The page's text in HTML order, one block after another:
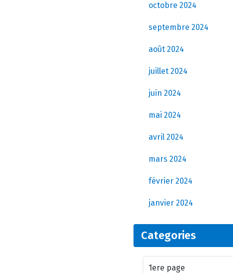
octobre 2024
septembre 2024
août 2024
juillet 2024
juin 2024
mai 2024
avril 2024
mars 2024
février 2024
janvier 2024
Categories
1ere page